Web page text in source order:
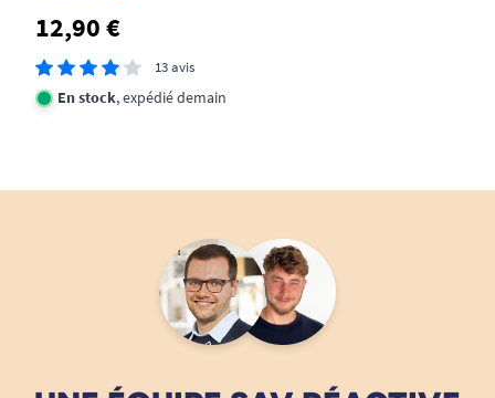
12,90 €
13 avis
En stock, expédié demain